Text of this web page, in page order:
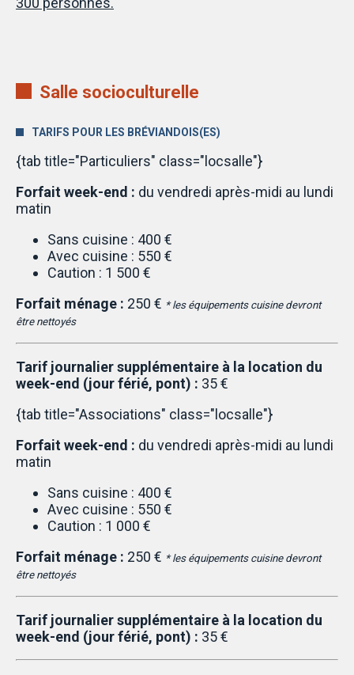
Salle socioculturelle
TARIFS POUR LES BRÉVIANDOIS(ES)
{tab title="Particuliers" class="locsalle"}
Forfait week-end : du vendredi après-midi au lundi
matin
Sans cuisine : 400 €
Avec cuisine : 550 €
Caution : 1 500 €
Forfait ménage : 250 € * les équipements cuisine devront
être nettoyés
Tarif journalier supplémentaire à la location du
week-end (jour férié, pont) : 35 €
{tab title="Associations" class="locsalle"}
Forfait week-end : du vendredi après-midi au lundi
matin
Sans cuisine : 400 €
Avec cuisine : 550 €
Caution : 1 000 €
Forfait ménage : 250 € * les équipements cuisine devront
être nettoyés
Tarif journalier supplémentaire à la location du
week-end (jour férié, pont) : 35 €